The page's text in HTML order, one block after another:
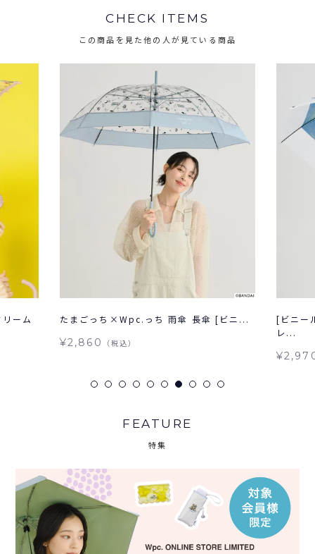
CHECK ITEMS
この商品を見た他の人が見ている商品
ーム たまごっち×Wpc.っち 雨傘 長傘 [ビニ...
¥2,860 （税込）
[ビニー
レ...
FEATURE
特集